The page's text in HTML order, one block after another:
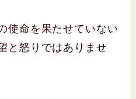
使命を果たせていない
と怒りではありませ